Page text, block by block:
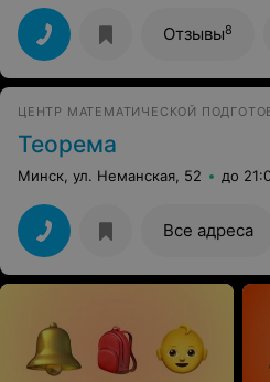
очень вежливый, сдержанный и
Даже самые сложные правила
Наталья может преподнести в
что позволяет более глубоко и
бы, совершенно недосягаемую
посещаю каждое занятие, и в
переходить на новый уровень
Отзывы8
ЦЕНТР МАТЕМАТИЧЕСКОЙ
Теорема
Минск, ул. Неманская, 52 до
Все адреса